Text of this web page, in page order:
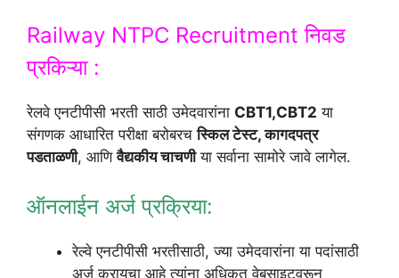
Railway NTPC Recruitment निवड
प्रकिऱ्या :
रेलवे एनटीपीसी भरती साठी उमेदवारांना CBT1,CBT2 या
संगणक आधारित परीक्षा बरोबरचस्किल टेस्ट, कागदपत्र
पडताळणी, आणिवैद्यकीय चाचणीया सर्वाना सामोरे जावे लागेल.
ऑनलाईन अर्ज प्रक्रिया:
रेल्वे एनटीपीसी भरतीसाठी, ज्या उमेदवारांना या पदांसाठी
अर्ज करायचा आहे त्यांना अधिकृत वेबसाइटवरून